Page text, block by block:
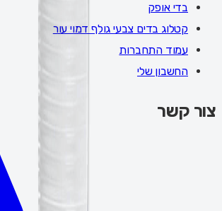
בדי אופק
קטלוג בדים צבעי גולף דמוי עור
עמוד התחברות
החשבון שלי
צור קשר